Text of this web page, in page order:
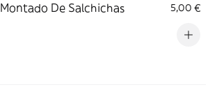
Montado De Salchichas 5,00 €